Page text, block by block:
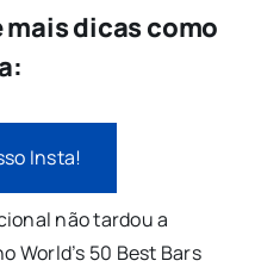
dicas como
Insta!
não tardou a
World’s 50 Best Bars